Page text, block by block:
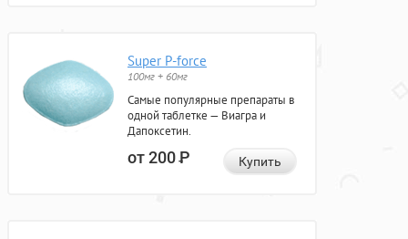
Super P-force
100мг + 60мг
Самые популярные препараты в
одной таблетке — Виагра и
Дапоксетин.
от 200Р Купить